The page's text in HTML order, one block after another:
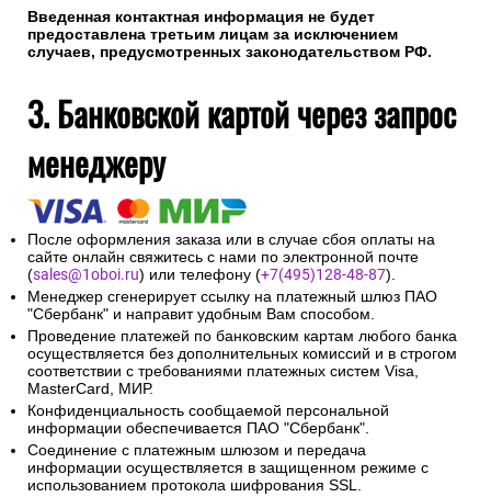
Введенная контактная информация не будет
предоставлена третьим лицам за исключением
случаев, предусмотренных законодательством РФ.
3. Банковской картой через запрос
менеджеру
После оформления заказа или в случае сбоя оплаты на
сайте онлайн свяжитесь с нами по электронной почте
(sales@1oboi.ru) или телефону (+7(495)128-48-87).
Менеджер сгенерирует ссылку на платежный шлюз ПАО
"Сбербанк" и направит удобным Вам способом.
Проведение платежей по банковским картам любого банка
осуществляется без дополнительных комиссий и в строгом
соответствии с требованиями платежных систем Visa,
MasterCard, МИР.
Конфиденциальность сообщаемой персональной
информации обеспечивается ПАО "Сбербанк".
Соединение с платежным шлюзом и передача
информации осуществляется в защищенном режиме с
использованием протокола шифрования SSL.